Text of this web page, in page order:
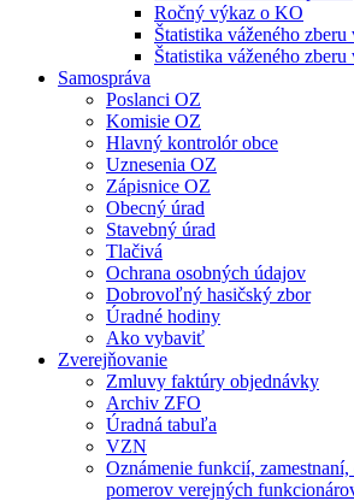
Ročný výkaz o KO
Štatistika váženého
Štatistika váženého
Samospráva
Poslanci OZ
Komisie OZ
Hlavný kontrolór obce
Uznesenia OZ
Zápisnice OZ
Obecný úrad
Stavebný úrad
Tlačivá
Ochrana osobných údajov
Dobrovoľný hasičský zbor
Úradné hodiny
Ako vybaviť
Zverejňovanie
Zmluvy faktúry objednávky
Archiv ZFO
Úradná tabuľa
VZN
Oznámenie funkcií,
pomerov verejných